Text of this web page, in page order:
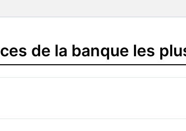
de la banque les